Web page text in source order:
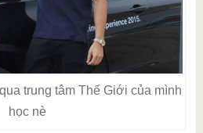
trung tâm Thế Giới của mình
học nè